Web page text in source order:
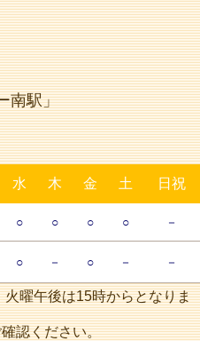
南駅」
水 木 金 土 日祝
○ ○ ○ ○ －
○ － ○ － －
曜午後は15時からとなりま
認ください。